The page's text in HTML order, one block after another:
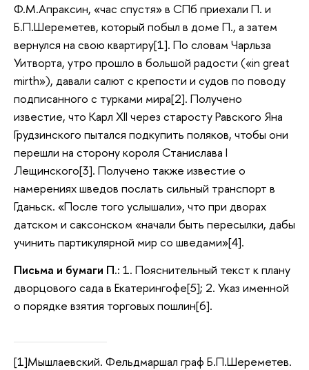
Ф.М.Апраксин, «час спустя» в СПб приехали П. и
Б.П.Шереметев, который побыл в доме П., а затем
вернулся на свою квартиру[1]. По словам Чарльза
Уитворта, утро прошло в большой радости («in great
mirth»), давали салют с крепости и судов по поводу
подписанного с турками мира[2]. Получено
известие, что Карл XII через старосту Равского Яна
Грудзинского пытался подкупить поляков, чтобы они
перешли на сторону короля Станислава I
Лещинского[3]. Получено также известие о
намерениях шведов послать сильный транспорт в
Гданьск. «После того услышали», что при дворах
датском и саксонском «начали быть пересылки, дабы
учинить партикулярной мир со шведами»[4].
Письма и бумаги П.: 1. Пояснительный текст к плану
дворцового сада в Екатерингофе[5]; 2. Указ именной
о порядке взятия торговых пошлин[6].
[1]Мышлаевский. Фельдмаршал граф Б.П.Шереметев.